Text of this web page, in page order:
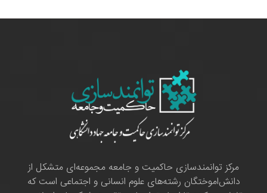
مرکز توانمندسازی حاکمیت و جامعه مجموعه‌ای متشکل از
دانش‌اموختگان رشته‌های علوم انسانی و اجتماعی است که